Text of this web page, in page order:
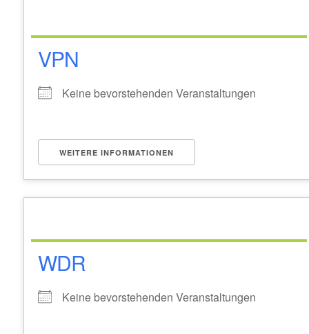
VPN
Keine bevorstehenden Veranstaltungen
WEITERE INFORMATIONEN
WDR
Keine bevorstehenden Veranstaltungen